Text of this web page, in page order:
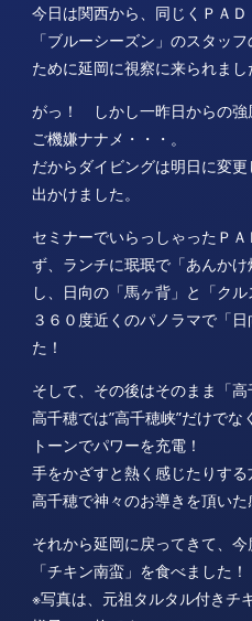
今日は関西から、同じくＰＡ
「ブルーシーズン」のスタッ
ために延岡に視察に来られまし
がっ！ しかし一昨日からの強
ご機嫌ナナメ・・・。
だからダイビングは明日に変
出かけました。
セミナーでいらっしゃったＰ
ず、ランチに珉珉で「あんか
し、日向の「馬ヶ背」と「クル
３６０度近くのパノラマで「
た！
そして、その後はそのまま「
高千穂では”高千穂峡”だけで
トーンでパワーを充電！
手をかざすと熱く感じたりす
高千穂で神々のお導きを頂いた
それから延岡に戻ってきて、
「チキン南蛮」を食べました
※写真は、元祖タルタル付きチ